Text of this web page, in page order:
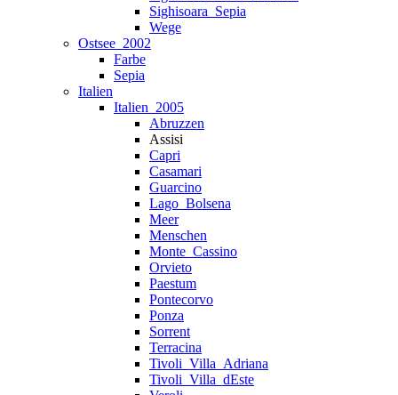
Sighisoara_Sepia
Wege
Ostsee_2002
Farbe
Sepia
Italien
Italien_2005
Abruzzen
Assisi
Capri
Casamari
Guarcino
Lago_Bolsena
Meer
Menschen
Monte_Cassino
Orvieto
Paestum
Pontecorvo
Ponza
Sorrent
Terracina
Tivoli_Villa_Adriana
Tivoli_Villa_dEste